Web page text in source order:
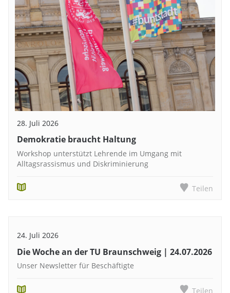
28. Juli 2026
Demokratie braucht Haltung
Workshop unterstützt Lehrende im Umgang mit
Alltagsrassismus und Diskriminierung
Teilen
24. Juli 2026
Die Woche an der TU Braunschweig | 24.07.2026
Unser Newsletter für Beschäftigte
Teilen